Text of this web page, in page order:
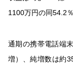
1100万円の同54.2
通期の携帯電話端
増）、純増数は約